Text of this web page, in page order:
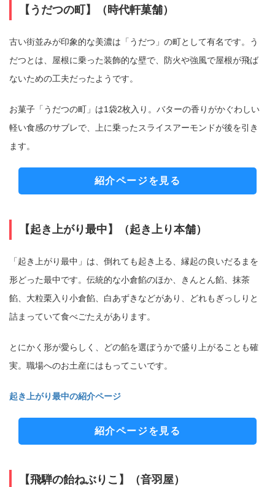
【うだつの町】（時代軒菓舗）
古い街並みが印象的な美濃は「うだつ」の町として有名です。う
だつとは、屋根に乗った装飾的な壁で、防火や強風で屋根が飛ば
ないための工夫だったようです。
お菓子「うだつの町」は1袋2枚入り。バターの香りがかぐわしい
軽い食感のサブレで、上に乗ったスライスアーモンドが後を引き
ます。
紹介ページを見る
【起き上がり最中】（起き上り本舗）
「起き上がり最中」は、倒れても起き上る、縁起の良いだるまを
形どった最中です。伝統的な小倉餡のほか、きんとん餡、抹茶
餡、大粒栗入り小倉餡、白あずきなどがあり、どれもぎっしりと
詰まっていて食べごたえがあります。
とにかく形が愛らしく、どの餡を選ぼうかで盛り上がることも確
実。職場へのお土産にはもってこいです。
起き上がり最中の紹介ページ
紹介ページを見る
【飛騨の飴ねぶりこ】（音羽屋）